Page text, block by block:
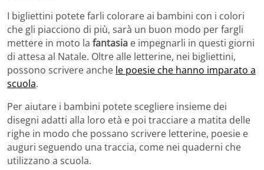
I bigliettini potete farli colorare ai bambini con i colori
che gli piacciono di più, sarà un buon modo per fargli
mettere in moto la fantasia e impegnarli in questi giorni
di attesa al Natale. Oltre alle letterine, nei bigliettini,
possono scrivere anche le poesie che hanno imparato a
scuola.
Per aiutare i bambini potete scegliere insieme dei
disegni adatti alla loro età e poi tracciare a matita delle
righe in modo che possano scrivere letterine, poesie e
auguri seguendo una traccia, come nei quaderni che
utilizzano a scuola.